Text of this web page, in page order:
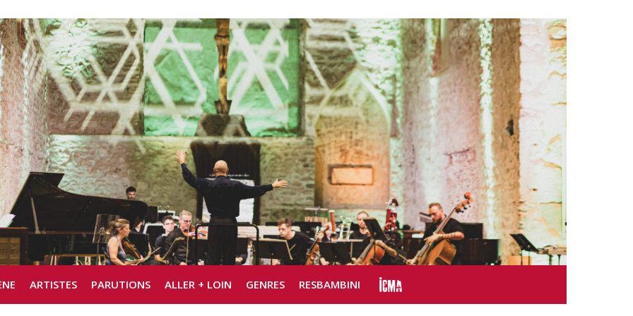
ARTISTES PARUTIONS ALLER + LOIN GENRES RESBAMBINI